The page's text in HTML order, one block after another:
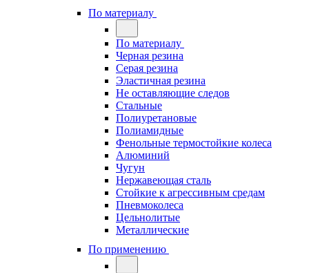
По материалу
По материалу
Черная резина
Серая резина
Эластичная резина
Не оставляющие следов
Стальные
Полиуретановые
Полиамидные
Фенольные термостойкие колеса
Алюминий
Чугун
Нержавеющая сталь
Стойкие к агрессивным средам
Пневмоколеса
Цельнолитые
Металлические
По применению